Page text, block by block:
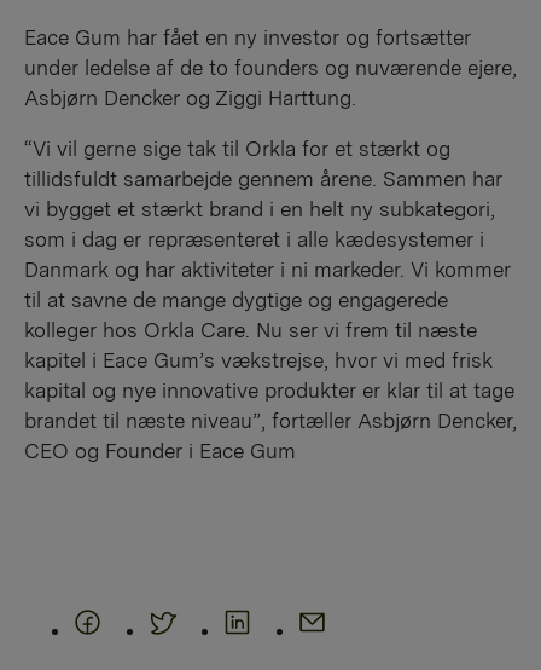
Eace Gum har fået en ny investor og fortsætter
under ledelse af de to founders og nuværende ejere,
Asbjørn Dencker og Ziggi Harttung.
“Vi vil gerne sige tak til Orkla for et stærkt og
tillidsfuldt samarbejde gennem årene. Sammen har
vi bygget et stærkt brand i en helt ny subkategori,
som i dag er repræsenteret i alle kædesystemer i
Danmark og har aktiviteter i ni markeder. Vi kommer
til at savne de mange dygtige og engagerede
kolleger hos Orkla Care. Nu ser vi frem til næste
kapitel i Eace Gum’s vækstrejse, hvor vi med frisk
kapital og nye innovative produkter er klar til at tage
brandet til næste niveau”, fortæller Asbjørn Dencker,
CEO og Founder i Eace Gum